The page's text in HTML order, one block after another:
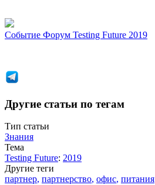
Событие Форум Testing Future 2019
Другие статьи по тегам
Тип статьи
Знания
Тема
Testing Future: 2019
Другие теги
партнер, партнерство, офис, питания